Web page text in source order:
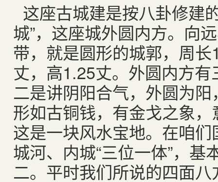
这座古城建是按八卦修建
城”，这座城外圆内方。向
带，就是圆形的城郭，周
丈，高1.25丈。外圆内方
二是讲阴阳合气，外圆为
形如古铜钱，有金戈之象
这是一块风水宝地。在咱
城河、内城“三位一体”，
二。平时我们所说的四面